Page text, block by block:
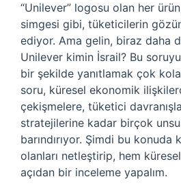
“Unilever” logosu olan her
simgesi gibi, tüketicilerin
ediyor. Ama gelin, biraz daha
Unilever kimin İsrail? Bu
bir şekilde yanıtlamak çok
soru, küresel ekonomik
çekişmelere, tüketici
stratejilerine kadar birçok
barındırıyor. Şimdi bu konuda
olanları netleştirip, hem
açıdan bir inceleme yapalım.